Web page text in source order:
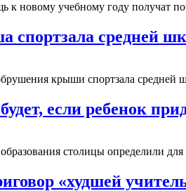
к новому учебному году получат
спортзала средней
крыши спортзала
если ребенок
столицы определили
«худшей